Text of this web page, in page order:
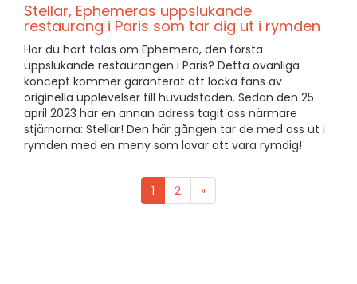
Stellar, Ephemeras uppslukande
restaurang i Paris som tar dig ut i rymden
Har du hört talas om Ephemera, den första
uppslukande restaurangen i Paris? Detta ovanliga
koncept kommer garanterat att locka fans av
originella upplevelser till huvudstaden. Sedan den 25
april 2023 har en annan adress tagit oss närmare
stjärnorna: Stellar! Den här gången tar de med oss ut i
rymden med en meny som lovar att vara rymdig!
1 2 »